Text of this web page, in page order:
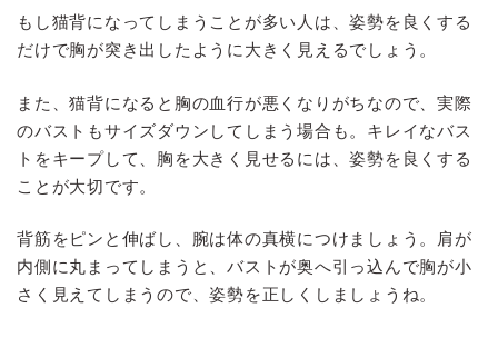
もし猫背になってしまうことが多い人は、姿勢を良くする
だけで胸が突き出したように大きく見えるでしょう。
また、猫背になると胸の血行が悪くなりがちなので、実際
のバストもサイズダウンしてしまう場合も。キレイなバス
トをキープして、胸を大きく見せるには、姿勢を良くする
ことが大切です。
背筋をピンと伸ばし、腕は体の真横につけましょう。肩が
内側に丸まってしまうと、バストが奥へ引っ込んで胸が小
さく見えてしまうので、姿勢を正しくしましょうね。